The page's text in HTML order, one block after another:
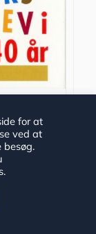
for at
ved at
besøg.